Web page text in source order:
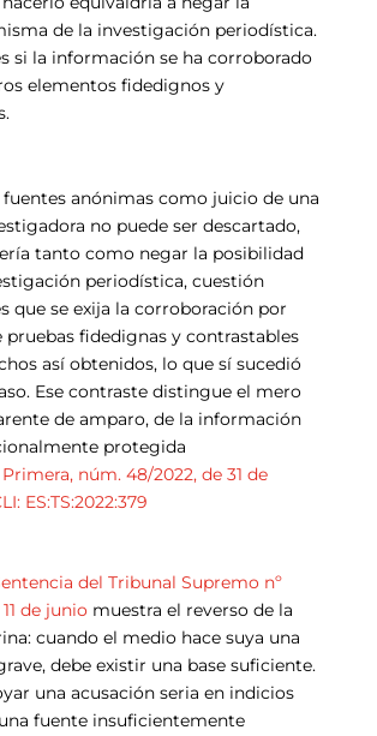
de la investigación periodística.
si la información se ha corroborado
elementos fidedignos y
fuentes anónimas como juicio de una
no puede ser descartado,
tanto como negar la posibilidad
periodística, cuestión
que se exija la corroboración por
pruebas fidedignas y contrastables
así obtenidos, lo que sí sucedió
Ese contraste distingue el mero
de amparo, de la información
protegida
Primera, núm. 48/2022, de 31 de
ES:TS:2022:379
del Tribunal Supremo nº
de juniomuestra el reverso de la
cuando el medio hace suya una
debe existir una base suficiente.
una acusación seria en indicios
fuente insuficientemente